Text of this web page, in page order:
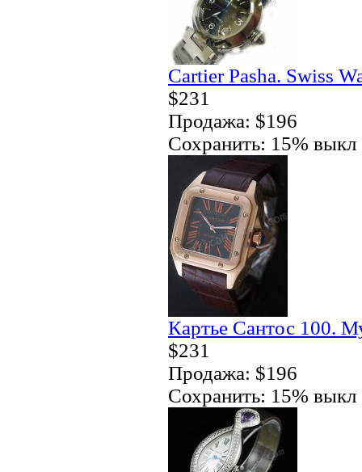
Cartier Pasha. Swiss
$231
Продажа: $196
Сохранить: 15% выкл
Картье Сантос 100.
$231
Продажа: $196
Сохранить: 15% выкл